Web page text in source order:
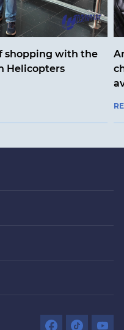
shopping with the
Helicopters